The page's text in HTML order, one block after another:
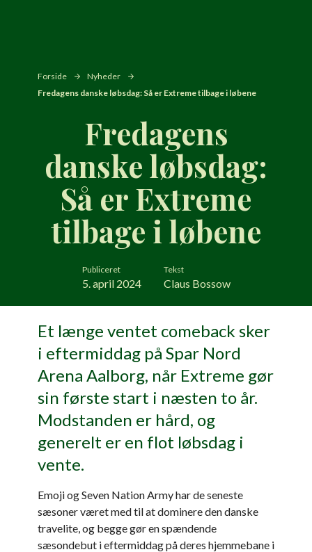
Forside
Nyheder
Fredagens danske løbsdag: Så er Extreme tilbage i løbene
Fredagens
danske løbsdag:
Så er Extreme
tilbage i løbene
Publiceret
5. april 2024
Tekst
Claus Bossow
Et længe ventet comeback sker
i eftermiddag på Spar Nord
Arena Aalborg, når Extreme gør
sin første start i næsten to år.
Modstanden er hård, og
generelt er en flot løbsdag i
vente.
Emoji og Seven Nation Army har de seneste
sæsoner været med til at dominere den danske
travelite, og begge gør en spændende
sæsondebut i eftermiddag på deres hjemmebane i